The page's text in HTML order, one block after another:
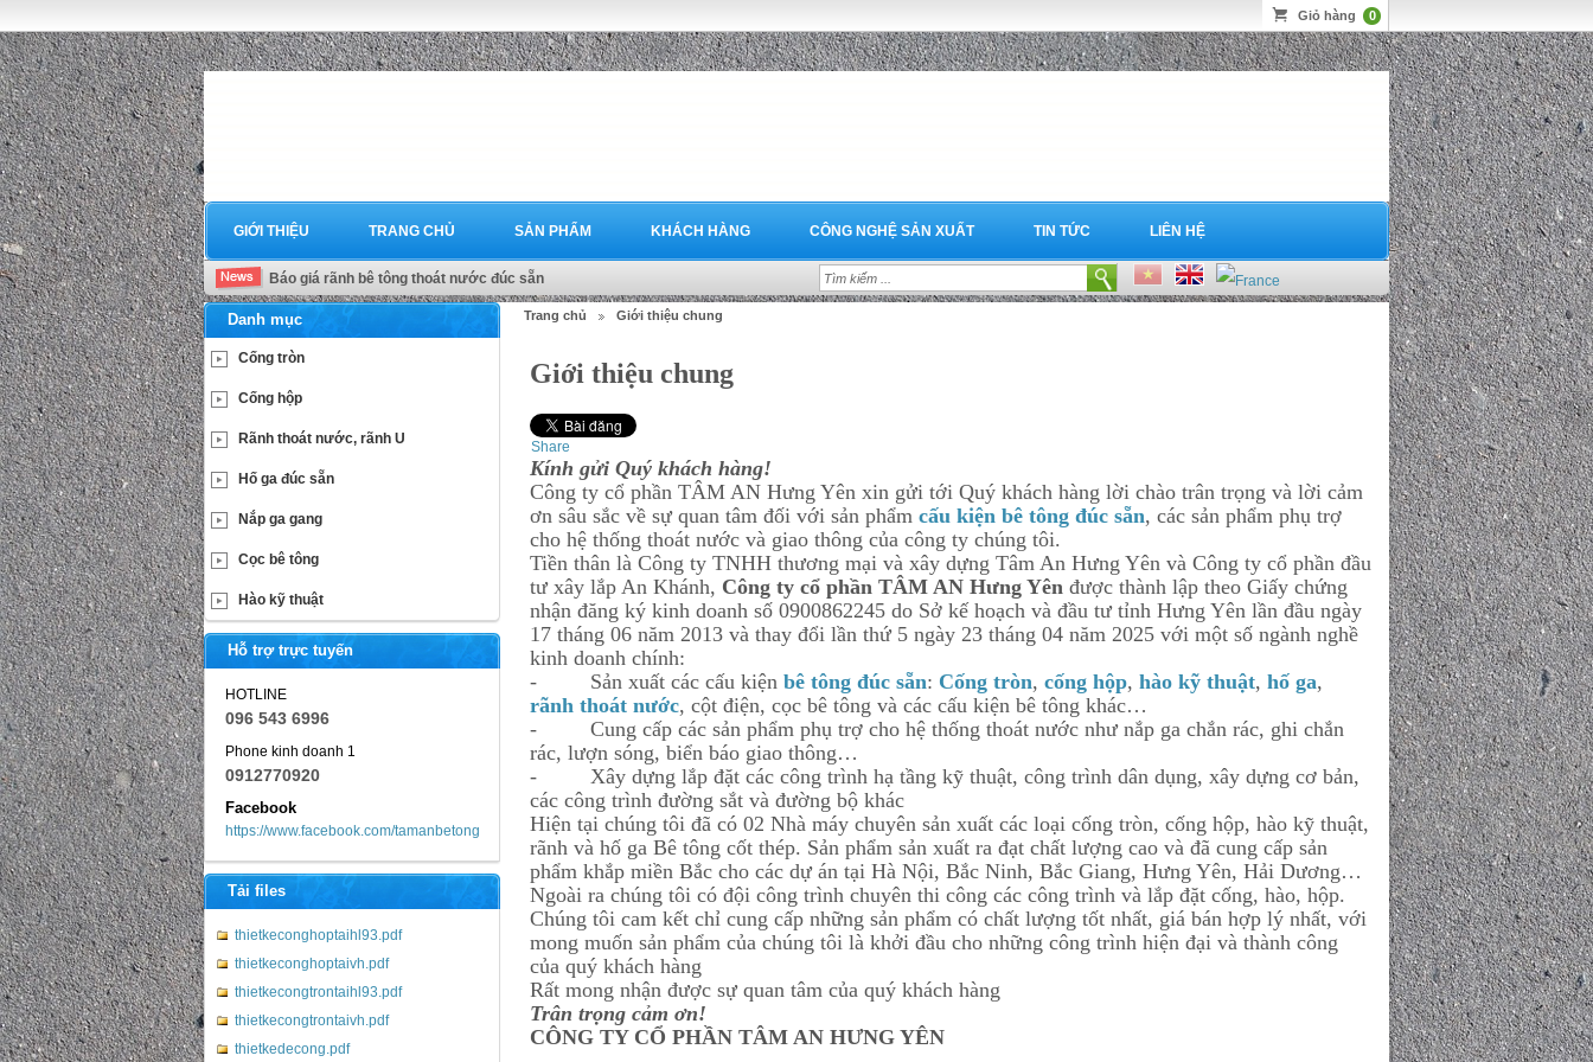
Giỏ hàng 0
GIỚI THIỆU TRANG CHỦ SẢN PHẨM KHÁCH HÀNG CÔNG NGHỆ SẢN XUẤT TIN TỨC LIÊN HỆ
Báo giá rãnh bê tông thoát nước đúc sẵn
Trang chủ Giới thiệu chung
Giới thiệu chung
Share
Kính gửi Quý khách hàng!
Công ty cổ phần TÂM AN Hưng Yên xin gửi tới Quý khách hàng lời chào trân trọng và lời cảm
ơn sâu sắc về sự quan tâm đối với sản phẩm cấu kiện bê tông đúc sẵn, các sản phẩm phụ trợ
cho hệ thống thoát nước và giao thông của công ty chúng tôi.
Tiền thân là Công ty TNHH thương mại và xây dựng Tâm An Hưng Yên và Công ty cổ phần đầu
tư xây lắp An Khánh, Công ty cổ phần TÂM AN Hưng Yên được thành lập theo Giấy chứng
nhận đăng ký kinh doanh số 0900862245 do Sở kế hoạch và đầu tư tỉnh Hưng Yên lần đầu ngày
17 tháng 06 năm 2013 và thay đổi lần thứ 5 ngày 23 tháng 04 năm 2025 với một số ngành nghề
kinh doanh chính:
- Sản xuất các cấu kiện bê tông đúc sẵn: Cống tròn, cống hộp, hào kỹ thuật, hố ga,
rãnh thoát nước, cột điện, cọc bê tông và các cấu kiện bê tông khác…
- Cung cấp các sản phẩm phụ trợ cho hệ thống thoát nước như nắp ga chắn rác, ghi chắn
rác, lượn sóng, biển báo giao thông…
- Xây dựng lắp đặt các công trình hạ tầng kỹ thuật, công trình dân dụng, xây dựng cơ bản,
các công trình đường sắt và đường bộ khác
Hiện tại chúng tôi đã có 02 Nhà máy chuyên sản xuất các loại cống tròn, cống hộp, hào kỹ thuật,
rãnh và hố ga Bê tông cốt thép. Sản phẩm sản xuất ra đạt chất lượng cao và đã cung cấp sản
phẩm khắp miền Bắc cho các dự án tại Hà Nội, Bắc Ninh, Bắc Giang, Hưng Yên, Hải Dương…
Ngoài ra chúng tôi có đội công trình chuyên thi công các công trình và lắp đặt cống, hào, hộp.
Chúng tôi cam kết chỉ cung cấp những sản phẩm có chất lượng tốt nhất, giá bán hợp lý nhất, với
mong muốn sản phẩm của chúng tôi là khởi đầu cho những công trình hiện đại và thành công
của quý khách hàng
Rất mong nhận được sự quan tâm của quý khách hàng
Trân trọng cảm ơn!
CÔNG TY CỔ PHẦN TÂM AN HƯNG YÊN
Danh mục
Cống tròn
Cống hộp
Rãnh thoát nước, rãnh U
Hố ga đúc sẵn
Nắp ga gang
Cọc bê tông
Hào kỹ thuật
Hỗ trợ trực tuyến
HOTLINE
096 543 6996
Phone kinh doanh 1
0912770920
Facebook
https://www.facebook.com/tamanbetong
Tải files
thietkeconghoptaihl93.pdf
thietkeconghoptaivh.pdf
thietkecongtrontaihl93.pdf
thietkecongtrontaivh.pdf
thietkedecong.pdf